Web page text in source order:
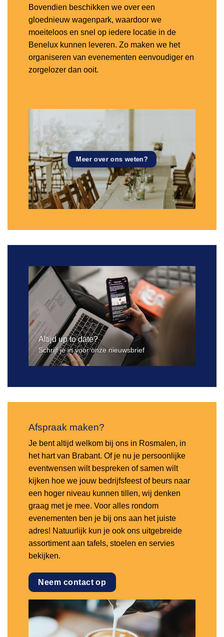
Bovendien beschikken we over een
gloednieuw wagenpark, waardoor we
moeiteloos en snel op iedere locatie in de
Benelux kunnen leveren. Zo maken we het
organiseren van evenementen eenvoudiger en
zorgelozer dan ooit.
Meer over ons weten?
Altijd up to date?
Schrijf je in voor onze nieuwsbrief
Afspraak maken?
Je bent altijd welkom bij ons in Rosmalen, in
het hart van Brabant. Of je nu je persoonlijke
eventwensen wilt bespreken of samen wilt
kijken hoe we jouw bedrijfsfeest of beurs naar
een hoger niveau kunnen tillen, wij denken
graag met je mee. Voor alles rondom
evenementen ben je bij ons aan het juiste
adres! Natuurlijk kun je ook ons uitgebreide
assortiment aan tafels, stoelen en servies
bekijken.
Neem contact op